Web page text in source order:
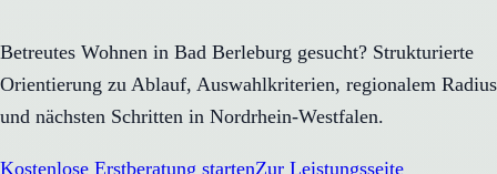
Betreutes Wohnen in Bad Berleburg gesucht? Strukturierte
Orientierung zu Ablauf, Auswahlkriterien, regionalem Radius
und nächsten Schritten in Nordrhein-Westfalen.
Kostenlose Erstberatung startenZur Leistungsseite